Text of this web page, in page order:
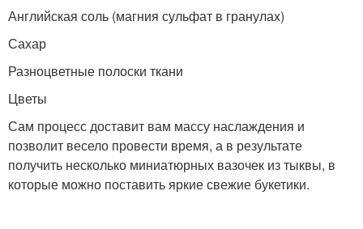
Английская соль (магния сульфат в гранулах)
Сахар
Разноцветные полоски ткани
Цветы
Сам процесс доставит вам массу наслаждения и
позволит весело провести время, а в результате
получить несколько миниатюрных вазочек из тыквы, в
которые можно поставить яркие свежие букетики.